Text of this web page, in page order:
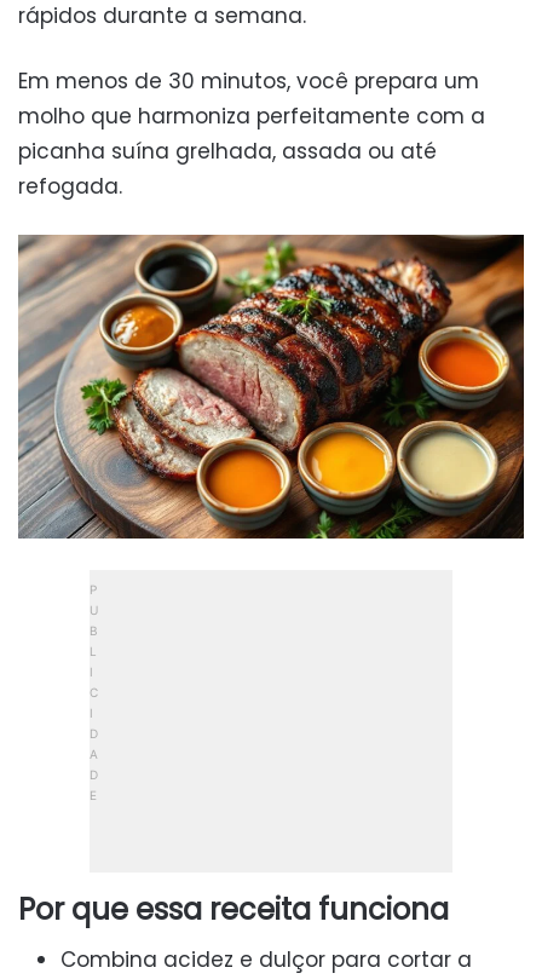
rápidos durante a semana.
Em menos de 30 minutos, você prepara um
molho que harmoniza perfeitamente com a
picanha suína grelhada, assada ou até
refogada.
Por que essa receita funciona
Combina acidez e dulçor para cortar a